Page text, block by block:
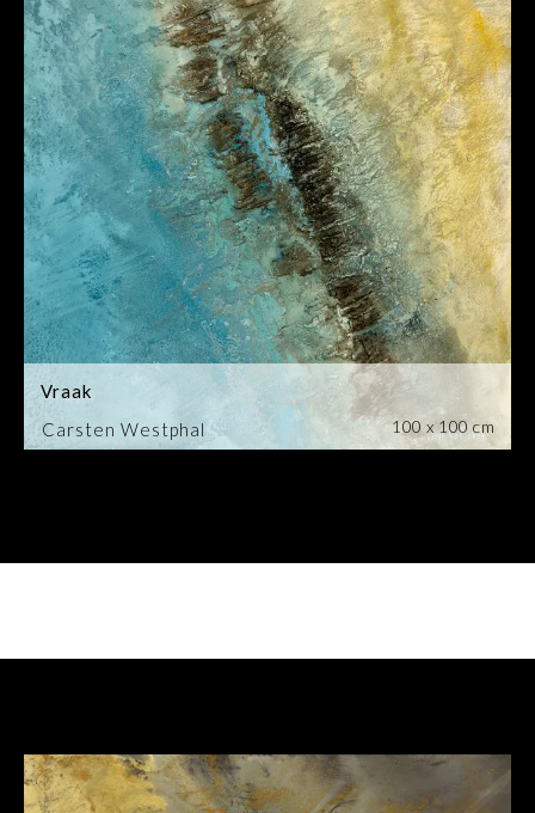
Carsten Westphal
Vraak
100 x 100 cm